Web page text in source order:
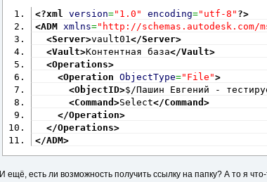
"link will cause
"object.";
}
else
if (linkFormat
m_descriptionLabel
"The full Vault
}
m_descriptionLabel
"A link to a
"the link will
<?xml version="1.0" encoding="utf-8" ?>
<ADM xmlns="http://schemas.autodesk.com/
<Server>vault01</Server>
<Vault>Контентная база</Vault>
<Operations>
<Operation
ObjectType="File">
<ObjectID>$/Пашин Евгений -
<Command>Select</Command>
</Operation>
</Operations>
</ADM>
И ещё, есть ли возможность получить ссылку на папку? А то я